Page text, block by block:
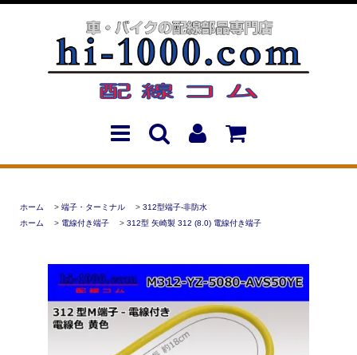
ホーム > 端子・ターミナル > 312型端子-非防水
ホーム
> 電線付き端子 > 312型 矢崎製 312 (8.0) 電線付き端子